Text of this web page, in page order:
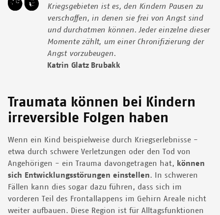
Kriegsgebieten ist es, den Kindern Pausen zu
verschaffen, in denen sie frei von Angst sind
und durchatmen können. Jeder einzelne dieser
Momente zählt, um einer Chronifizierung der
Angst vorzubeugen.
Katrin Glatz Brubakk
Traumata können bei Kindern
irreversible Folgen haben
Wenn ein Kind beispielweise durch Kriegserlebnisse -
etwa durch schwere Verletzungen oder den Tod von
Angehörigen - ein Trauma davongetragen hat, können
sich Entwicklungsstörungen einstellen. In schweren
Fällen kann dies sogar dazu führen, dass sich im
vorderen Teil des Frontallappens im Gehirn Areale nicht
weiter aufbauen. Diese Region ist für Alltagsfunktionen